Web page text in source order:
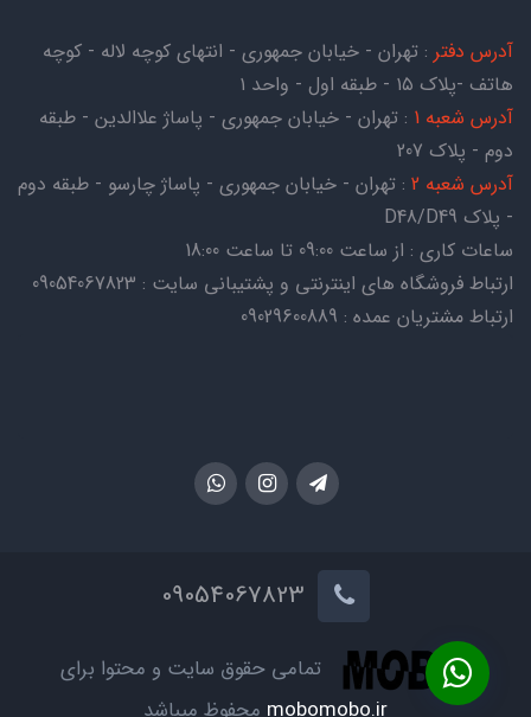
آدرس دفتر : تهران - خیابان جمهوری - انتهای کوچه لاله - کوچه
هاتف -پلاک ۱۵ - طبقه اول - واحد ۱
آدرس شعبه 1
: تهران - خیابان جمهوری - پاساژ علاالدین - طبقه
دوم - پلاک 207
آدرس شعبه 2
: تهران - خیابان جمهوری - پاساژ چارسو - طبقه دوم
- پلاک D48/D49
ساعات کاری : از ساعت 09:00 تا ساعت 18:00
ارتباط فروشگاه های اینترنتی و پشتیبانی سایت : 09054067823
ارتباط مشتریان عمده : 09029600889
تمامی حقوق سایت و محتوا برای